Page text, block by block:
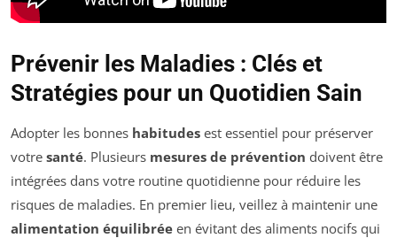
Prévenir les Maladies : Clés et
Stratégies pour un Quotidien Sain
Adopter les bonnes habitudes est essentiel pour préserver
votre santé. Plusieurs mesures de prévention doivent être
intégrées dans votre routine quotidienne pour réduire les
risques de maladies. En premier lieu, veillez à maintenir une
alimentation équilibrée en évitant des aliments nocifs qui